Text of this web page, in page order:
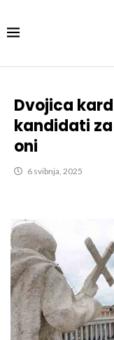
Dvojica
kandidati
oni
6 svibnja, 2025